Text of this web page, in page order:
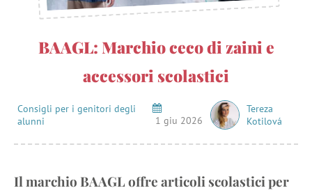
BAAGL: Marchio ceco di zaini e
accessori scolastici
Consigli per i genitori degli
alunni
1 giu 2026
Tereza
Kotilová
Il marchio BAAGL offre articoli scolastici per